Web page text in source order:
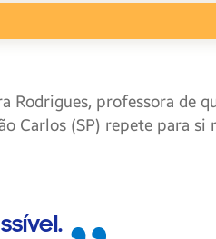
Rodrigues, professora de
Carlos (SP) repete para si